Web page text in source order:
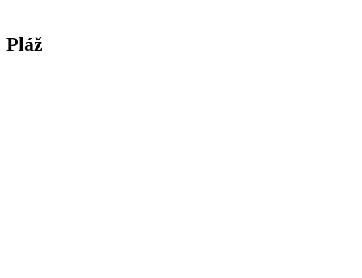
Pláž